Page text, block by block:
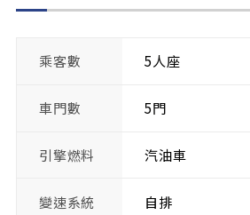
乘客數 5人座
車門數 5門
引擎燃料 汽油車
變速系統 自排